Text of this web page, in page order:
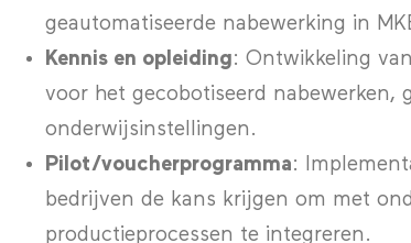
geautomatiseerde nabewerking in
Kennis en opleiding: Ontwikkeling
voor het gecobotiseerd nabewerken,
onderwijsinstellingen.
Pilot/voucherprogramma:
bedrijven de kans krijgen om met
productieprocessen te integreren.